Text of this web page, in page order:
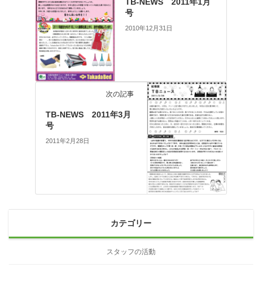
TB-NEWS 2011年1月
号
2010年12月31日
次の記事
TB-NEWS 2011年3月
号
2011年2月28日
カテゴリー
スタッフの活動